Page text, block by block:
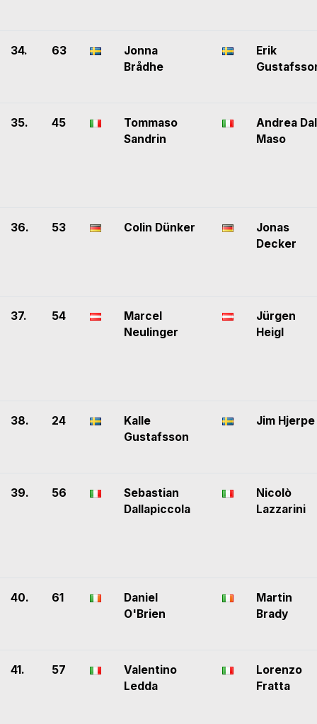
34. 63
Jonna
Brådhe
Erik
35. 45
Tommaso
Sandrin
Andrea Dal
Maso
36. 53 Colin Dünker
Jonas
Decker
37. 54
Marcel
Neulinger
Jürgen
Heigl
38. 24
Kalle
Gustafsson
Jim Hjerpe
39. 56
Sebastian
Dallapiccola
Nicolò
Lazzarini
40. 61
Daniel
O'Brien
Martin
Brady
41. 57
Valentino
Ledda
Lorenzo
Fratta